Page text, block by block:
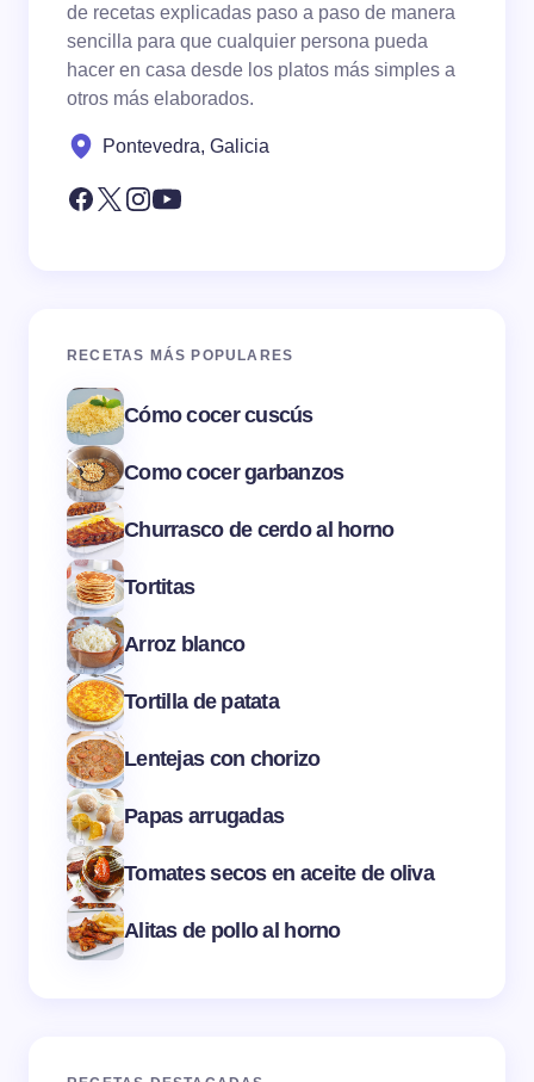
de recetas explicadas paso a paso de manera
sencilla para que cualquier persona pueda
hacer en casa desde los platos más simples a
otros más elaborados.
Pontevedra, Galicia
RECETAS MÁS POPULARES
Cómo cocer cuscús
Como cocer garbanzos
Churrasco de cerdo al horno
Tortitas
Arroz blanco
Tortilla de patata
Lentejas con chorizo
Papas arrugadas
Tomates secos en aceite de oliva
Alitas de pollo al horno